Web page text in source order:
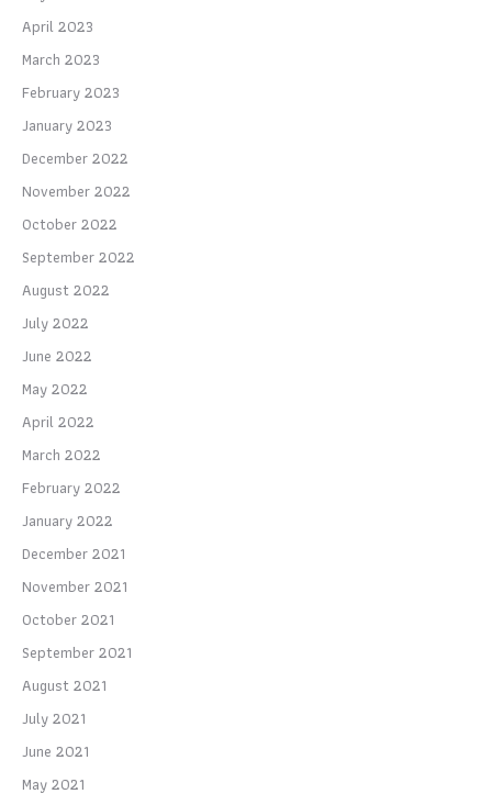
April 2023
March 2023
February 2023
January 2023
December 2022
November 2022
October 2022
September 2022
August 2022
July 2022
June 2022
May 2022
April 2022
March 2022
February 2022
January 2022
December 2021
November 2021
October 2021
September 2021
August 2021
July 2021
June 2021
May 2021